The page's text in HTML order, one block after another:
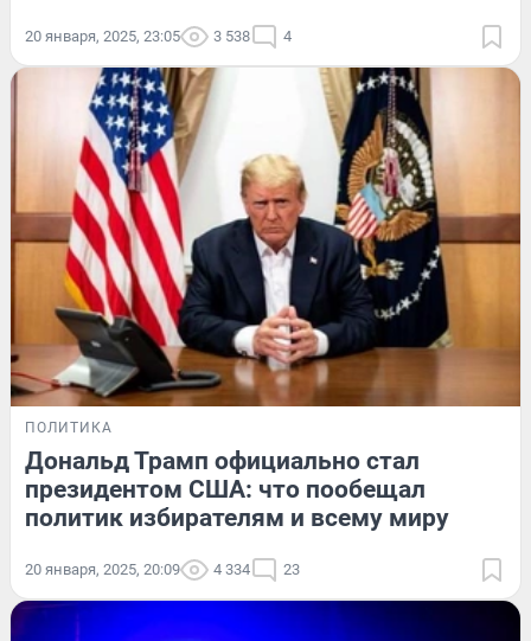
20 января, 2025, 23:05 3 538 4
ПОЛИТИКА
Дональд Трамп официально стал
президентом США: что пообещал
политик избирателям и всему миру
20 января, 2025, 20:09 4 334 23